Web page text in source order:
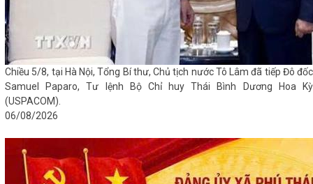
Chiều 5/8, tại Hà Nội, Tổng Bí thư, Chủ tịch nước Tô Lâm đã tiếp Đô đốc
Samuel Paparo, Tư lệnh Bộ Chỉ huy Thái Bình Dương Hoa Kỳ
(USPACOM).
06/08/2026